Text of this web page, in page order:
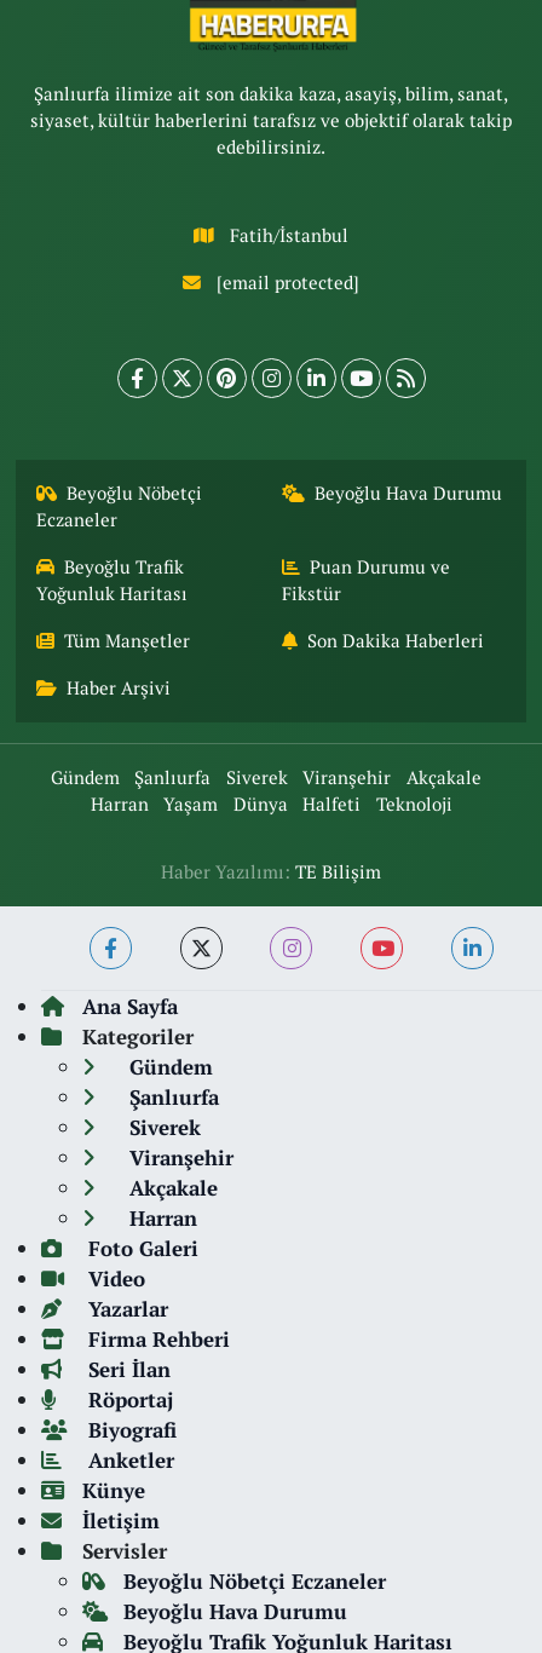
Şanlıurfa ilimize ait son dakika kaza, asayiş, bilim, sanat,
siyaset, kültür haberlerini tarafsız ve objektif olarak takip
edebilirsiniz.
Fatih/İstanbul
[email protected]
Beyoğlu Nöbetçi
Eczaneler
Beyoğlu Hava Durumu
Beyoğlu Trafik
Yoğunluk Haritası
Puan Durumu ve
Fikstür
Tüm Manşetler Son Dakika Haberleri
Haber Arşivi
Gündem Şanlıurfa Siverek Viranşehir
Akçakale
Harran
Yaşam Dünya Halfeti Teknoloji
Haber Yazılımı: TE Bilişim
Ana Sayfa
Kategoriler
Gündem
Şanlıurfa
Siverek
Viranşehir
Akçakale
Harran
Foto Galeri
Video
Yazarlar
Firma Rehberi
Seri İlan
Röportaj
Biyografi
Anketler
Künye
İletişim
Servisler
Beyoğlu Nöbetçi Eczaneler
Beyoğlu Hava Durumu
Beyoğlu Trafik Yoğunluk Haritası